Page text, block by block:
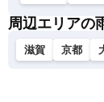
周辺エリアの
滋賀 京都